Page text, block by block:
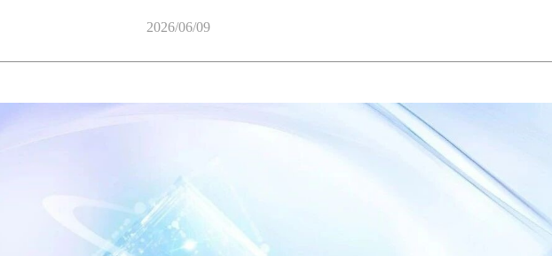
2026/06/09